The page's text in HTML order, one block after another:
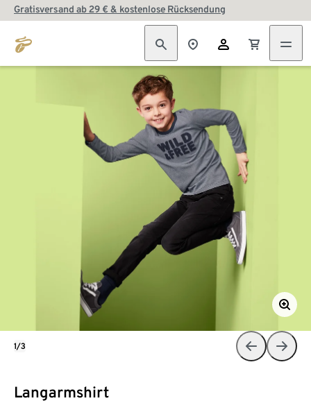
Gratisversand ab 29 € & kostenlose Rücksendung
Langarmshirt
1/3